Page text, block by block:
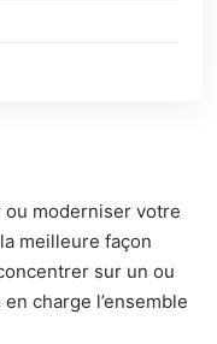
moderniser votre
meilleure façon
sur un ou
charge l’ensemble